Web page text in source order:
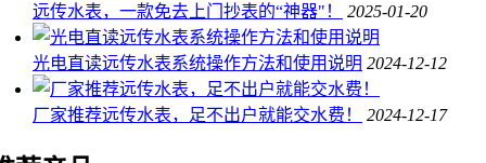
远传水表，一款免去上门抄表的“神器"！ 2025-01-20
光电直读远传水表系统操作方法和使用说明 2024-12-12
厂家推荐远传水表，足不出户就能交水费！ 2024-12-17